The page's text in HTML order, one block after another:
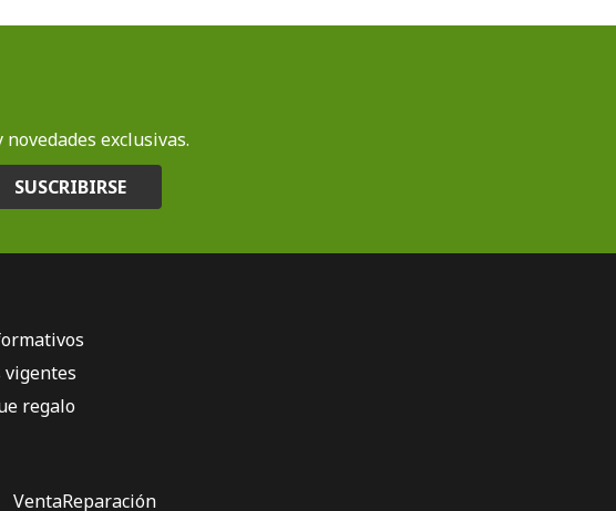
exclusivas.
SUSCRIBIRSE
vigentes
regalo
VentaReparación